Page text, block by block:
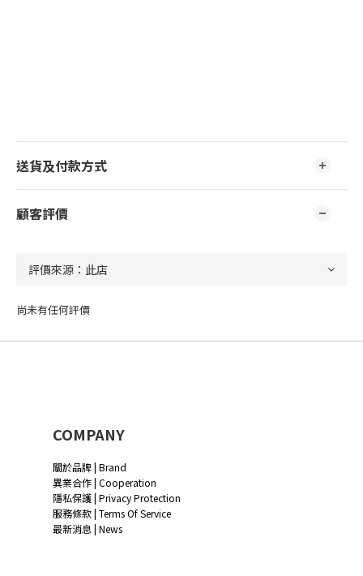
送貨及付款方式
顧客評價
尚未有任何評價
COMPANY
關於品牌 | Brand
異業合作 | Cooperation
隱私保護 | Privacy Protection
服務條款 | Terms Of Service
最新消息 | News